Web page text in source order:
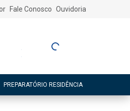
Fale Conosco Ouvidoria
Entre ou Cadastre-
PREPARATÓRIO RESIDÊNCIA